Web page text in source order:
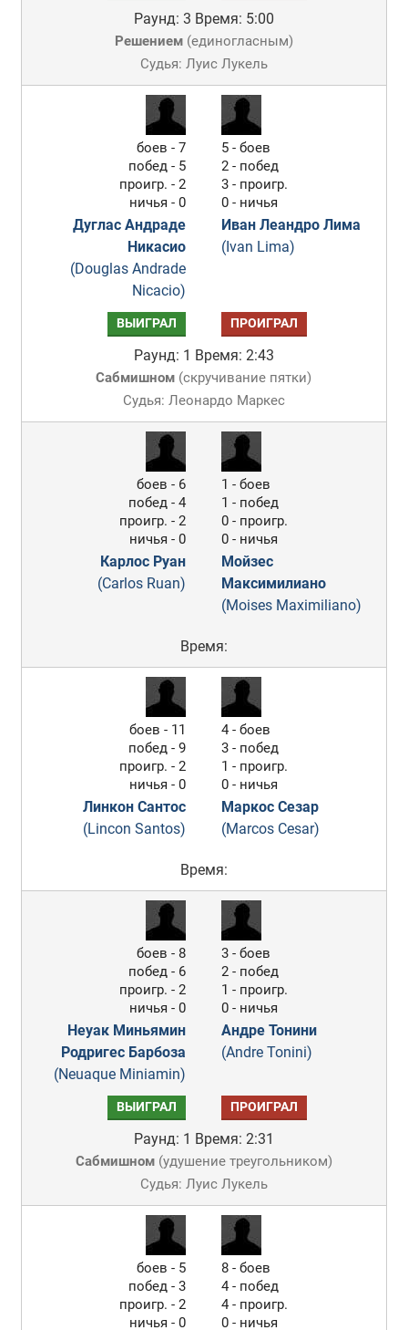
Раунд: 3 Время: 5:00
Решением(единогласным)
Судья: Луис Лукель
боев - 7
побед - 5
проигр. - 2
ничья - 0
Дуглас Андраде
Никасио
(Douglas Andrade
Nicacio)
5 - боев
2 - побед
3 - проигр.
0 - ничья
Иван Леандро Лима
(Ivan Lima)
ВЫИГРАЛ ПРОИГРАЛ
Раунд: 1 Время: 2:43
Сабмишном (скручивание пятки)
Судья: Леонардо Маркес
боев - 6
побед - 4
проигр. - 2
ничья - 0
Карлос Руан
(Carlos Ruan)
1 - боев
1 - побед
0 - проигр.
0 - ничья
Мойзес
Максимилиано
(Moises Maximiliano)
Время:
боев - 11
побед - 9
проигр. - 2
ничья - 0
Линкон Сантос
(Lincon Santos)
4 - боев
3 - побед
1 - проигр.
0 - ничья
Маркос Сезар
(Marcos Cesar)
Время:
боев - 8
побед - 6
проигр. - 2
ничья - 0
Неуак Миньямин
Родригес Барбоза
(Neuaque Miniamin)
3 - боев
2 - побед
1 - проигр.
0 - ничья
Андре Тонини
(Andre Tonini)
ВЫИГРАЛ ПРОИГРАЛ
Раунд: 1 Время: 2:31
Сабмишном(удушение треугольником)
Судья: Луис Лукель
боев - 5
побед - 3
проигр. - 2
ничья - 0
8 - боев
4 - побед
4 - проигр.
0 - ничья